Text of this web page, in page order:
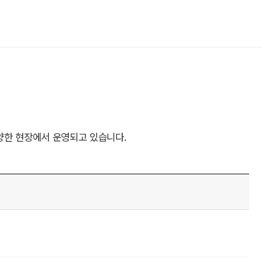
현장에서 운영되고 있습니다.